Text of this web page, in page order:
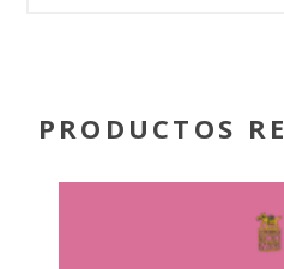
PRODUCTOS